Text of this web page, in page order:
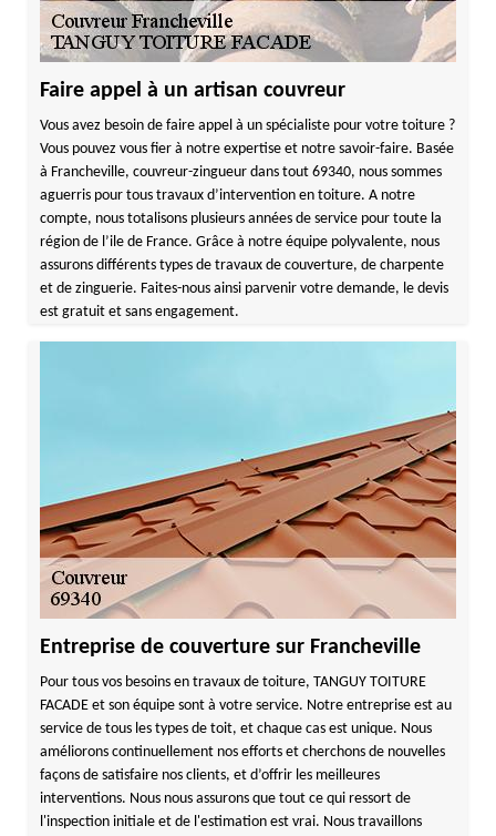
Faire appel à un artisan couvreur
Vous avez besoin de faire appel à un spécialiste pour votre toiture ?
Vous pouvez vous fier à notre expertise et notre savoir-faire. Basée
à Francheville, couvreur-zingueur dans tout 69340, nous sommes
aguerris pour tous travaux d’intervention en toiture. A notre
compte, nous totalisons plusieurs années de service pour toute la
région de l’ile de France. Grâce à notre équipe polyvalente, nous
assurons différents types de travaux de couverture, de charpente
et de zinguerie. Faites-nous ainsi parvenir votre demande, le devis
est gratuit et sans engagement.
Entreprise de couverture sur Francheville
Pour tous vos besoins en travaux de toiture, TANGUY TOITURE
FACADE et son équipe sont à votre service. Notre entreprise est au
service de tous les types de toit, et chaque cas est unique. Nous
améliorons continuellement nos efforts et cherchons de nouvelles
façons de satisfaire nos clients, et d’offrir les meilleures
interventions. Nous nous assurons que tout ce qui ressort de
l'inspection initiale et de l'estimation est vrai. Nous travaillons